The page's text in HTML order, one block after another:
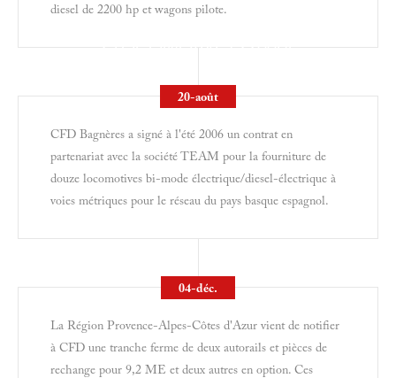
2 LOCOMOTIVES 2200HP
diesel de 2200 hp et wagons pilote.
20-août
12 LOCOMOTIVES POUR EUSKOTREN
CFD Bagnères a signé à l'été 2006 un contrat en
partenariat avec la société TEAM pour la fourniture de
douze locomotives bi-mode électrique/diesel-électrique à
voies métriques pour le réseau du pays basque espagnol.
04-déc.
La Région Provence-Alpes-Côtes d'Azur vient de notifier
à CFD une tranche ferme de deux autorails et pièces de
rechange pour 9,2 ME et deux autres en option. Ces